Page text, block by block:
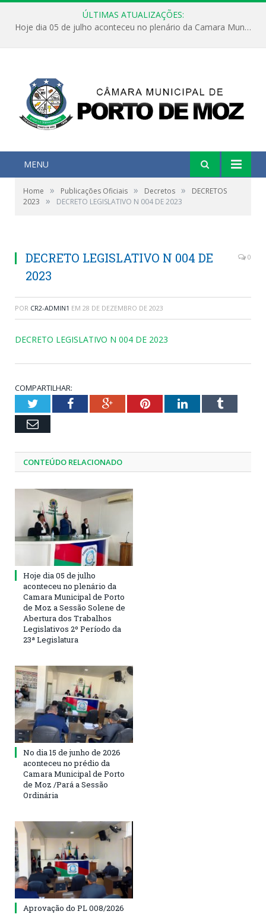
ÚLTIMAS ATUALIZAÇÕES:
Hoje dia 05 de julho aconteceu no plenário da Camara Municipal de Porto de Moz a Sessão Solene de Abertura dos Trabalhos Legislativos 2º Período da 23ª Legislatura
MENU
Home » Publicações Oficiais » Decretos »
DECRETOS
2023
» DECRETO LEGISLATIVO N 004 DE 2023
DECRETO LEGISLATIVO N 004 DE
2023
0
POR CR2-ADMIN1 EM 28 DE DEZEMBRO DE 2023
DECRETO LEGISLATIVO N 004 DE 2023
COMPARTILHAR:
TwitterFacebookGoogle+PinterestLinkedInTumblr
Email
CONTEÚDO RELACIONADO
Hoje dia 05 de julho
aconteceu no plenário da
Camara Municipal de Porto
de Moz a Sessão Solene de
Abertura dos Trabalhos
Legislativos 2º Período da
23ª Legislatura
No dia 15 de junho de 2026
aconteceu no prédio da
Camara Municipal de Porto
de Moz /Pará a Sessão
Ordinária
Aprovação do PL 008/2026